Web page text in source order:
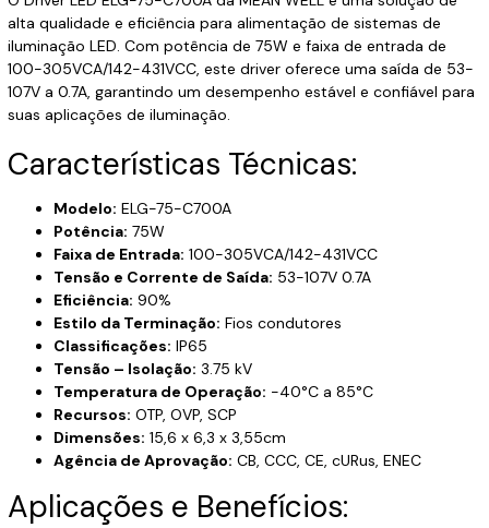
alta qualidade e eficiência para alimentação de sistemas de
iluminação LED. Com potência de 75W e faixa de entrada de
100-305VCA/142-431VCC, este driver oferece uma saída de 53-
107V a 0.7A, garantindo um desempenho estável e confiável para
suas aplicações de iluminação.
Características Técnicas:
Modelo: ELG-75-C700A
Potência: 75W
Faixa de Entrada: 100-305VCA/142-431VCC
Tensão e Corrente de Saída: 53-107V 0.7A
Eficiência: 90%
Estilo da Terminação: Fios condutores
Classificações: IP65
Tensão – Isolação: 3.75 kV
Temperatura de Operação: -40°C a 85°C
Recursos: OTP, OVP, SCP
Dimensões: 15,6 x 6,3 x 3,55cm
Agência de Aprovação: CB, CCC, CE, cURus, ENEC
Aplicações e Benefícios: